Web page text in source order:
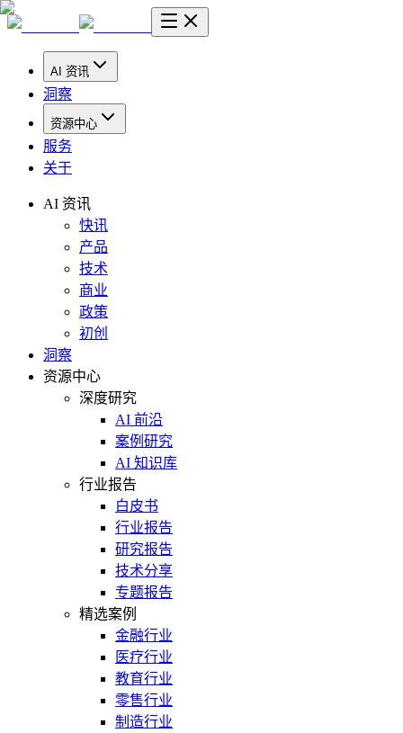
AI 资讯
洞察
资源中心
服务
关于
AI 资讯
快讯
产品
技术
商业
政策
初创
洞察
资源中心
深度研究
AI 前沿
案例研究
AI 知识库
行业报告
白皮书
行业报告
研究报告
技术分享
专题报告
精选案例
金融行业
医疗行业
教育行业
零售行业
制造行业